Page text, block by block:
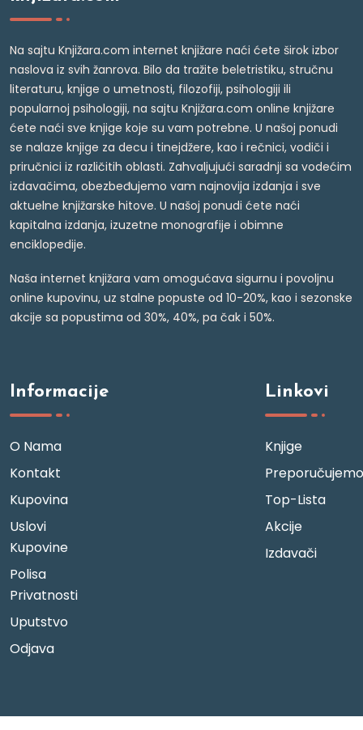
Na sajtu Knjižara.com internet knjižare naći ćete širok izbor
naslova iz svih žanrova. Bilo da tražite beletristiku, stručnu
literaturu, knjige o umetnosti, filozofiji, psihologiji ili
popularnoj psihologiji, na sajtu Knjižara.com online knjižare
ćete naći sve knjige koje su vam potrebne. U našoj ponudi
se nalaze knjige za decu i tinejdžere, kao i rečnici, vodiči i
priručnici iz različitih oblasti. Zahvaljujući saradnji sa vodećim
izdavačima, obezbeđujemo vam najnovija izdanja i sve
aktuelne knjižarske hitove. U našoj ponudi ćete naći
kapitalna izdanja, izuzetne monografije i obimne
enciklopedije.
Naša internet knjižara vam omogućava sigurnu i povoljnu
online kupovinu, uz stalne popuste od 10-20%, kao i sezonske
akcije sa popustima od 30%, 40%, pa čak i 50%.
Informacije
O Nama
Kontakt
Kupovina
Uslovi
Kupovine
Polisa
Privatnosti
Uputstvo
Odjava
Linkovi
Knjige
Preporučujemo
Top-Lista
Akcije
Izdavači